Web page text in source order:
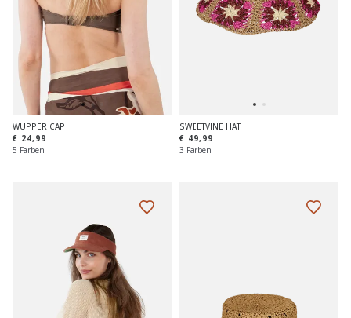
WUPPER CAP
€ 24,99
5 Farben
SWEETVINE HAT
€ 49,99
3 Farben